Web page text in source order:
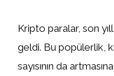
Kripto paralar, son
geldi. Bu popülerlik,
sayısının da